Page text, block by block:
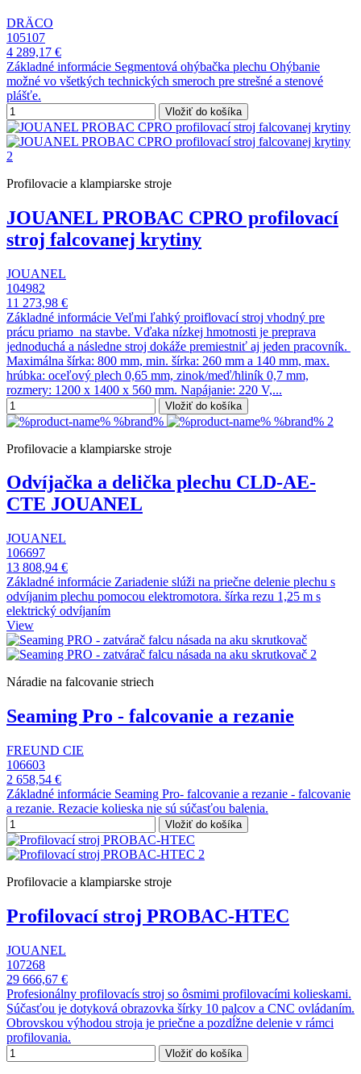
DRÄCO
105107
4 289,17 €
Základné informácie Segmentová ohýbačka plechu Ohýbanie
možné vo všetkých technických smeroch pre strešné a stenové
plášťe.
Vložiť do košíka
Profilovacie a klampiarske stroje
JOUANEL PROBAC CPRO profilovací
stroj falcovanej krytiny
JOUANEL
104982
11 273,98 €
Základné informácie Veľmi ľahký proiflovací stroj vhodný pre
prácu priamo na stavbe. Vďaka nízkej hmotnosti je preprava
jednoduchá a následne stroj dokáže premiestniť aj jeden pracovník.
Maximálna šírka: 800 mm, min. šírka: 260 mm a 140 mm, max.
hrúbka: oceľový plech 0,65 mm, zinok/meď/hliník 0,7 mm,
rozmery: 1200 x 1400 x 560 mm. Napájanie: 220 V,...
Vložiť do košíka
Profilovacie a klampiarske stroje
Odvíjačka a delička plechu CLD-AE-
CTE JOUANEL
JOUANEL
106697
13 808,94 €
Základné informácie Zariadenie slúži na priečne delenie plechu s
odvíjanim plechu pomocou elektromotora. šírka rezu 1,25 m s
elektrický odvíjaním
View
Náradie na falcovanie striech
Seaming Pro - falcovanie a rezanie
FREUND CIE
106603
2 658,54 €
Základné informácie Seaming Pro- falcovanie a rezanie - falcovanie
a rezanie. Rezacie kolieska nie sú súčasťou balenia.
Vložiť do košíka
Profilovacie a klampiarske stroje
Profilovací stroj PROBAC-HTEC
JOUANEL
107268
29 666,67 €
Profesionálny profilovacís stroj so ôsmimi profilovacími kolieskami.
Súčasťou je dotyková obrazovka šírky 10 palcov a CNC ovládaním.
Obrovskou výhodou stroja je priečne a pozdĺžne delenie v rámci
profilovania.
Vložiť do košíka